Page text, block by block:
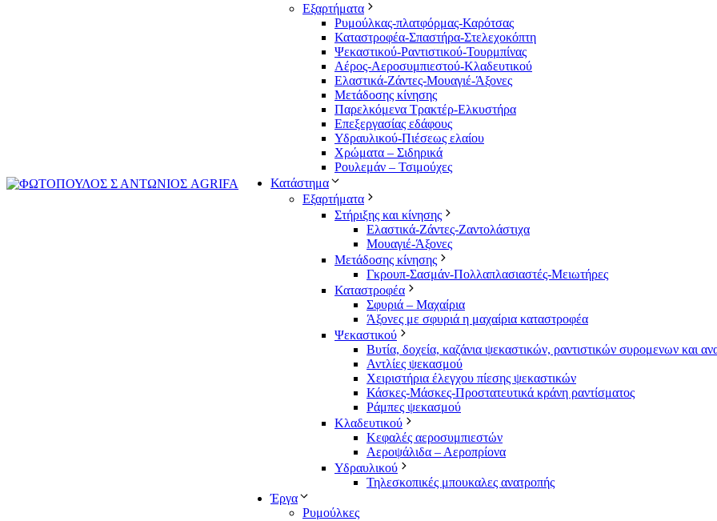
Εξαρτήματα
Ρυμούλκας-πλατφόρμας-Καρότσας
Καταστροφέα-Σπαστήρα-Στελεχοκόπτη
Ψεκαστικού-Ραντιστικού-Τουρμπίνας
Αέρος-Αεροσυμπιεστού-Κλαδευτικού
Ελαστικά-Ζάντες-Μουαγιέ-Άξονες
Μετάδοσης κίνησης
Παρελκόμενα Τρακτέρ-Ελκυστήρα
Επεξεργασίας εδάφους
Υδραυλικού-Πιέσεως ελαίου
Χρώματα – Σιδηρικά
Ρουλεμάν – Τσιμούχες
Κατάστημα
Εξαρτήματα
Στήριξης και κίνησης
Ελαστικά-Ζάντες-Ζαντολάστιχα
Μουαγιέ-Άξονες
Μετάδοσης κίνησης
Γκρουπ-Σασμάν-Πολλαπλασιαστές-Μειωτήρες
Καταστροφέα
Σφυριά – Μαχαίρια
Άξονες με σφυριά η μαχαίρια καταστροφέα
Ψεκαστικού
Βυτία, δοχεία, καζάνια ψεκαστικών, ραντιστικών συρομενων και
Αντλίες ψεκασμού
Χειριστήρια έλεγχου πίεσης ψεκαστικών
Κάσκες-Μάσκες-Προστατευτικά κράνη ραντίσματος
Ράμπες ψεκασμού
Κλαδευτικού
Κεφαλές αεροσυμπιεστών
Αεροψάλιδα – Αεροπρίονα
Υδραυλικού
Τηλεσκοπικές μπουκαλες ανατροπής
Έργα
Ρυμούλκες